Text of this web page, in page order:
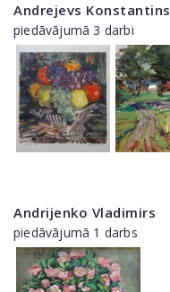
Andrejevs Konstantins
piedāvājumā 3 darbi
Andrijenko Vladimirs
piedāvājumā 1 darbs